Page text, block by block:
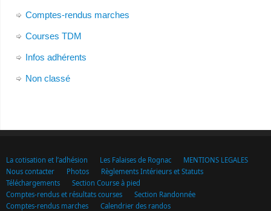
Comptes-rendus marches
Courses TDM
Infos adhérents
Non classé
La cotisation et l’adhésion Les Falaises de Rognac
MENTIONS LEGALES
Nous contacter
Photos
Règlements Intérieurs et Statuts
Téléchargements
Section Course à pied
Comptes-rendus et résultats courses
Section Randonnée
Comptes-rendus marches
Calendrier des randos